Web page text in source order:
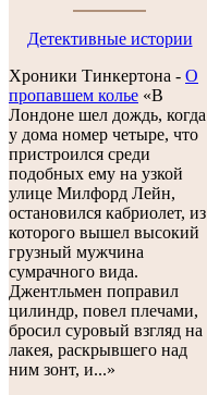
Детективные истории
Хроники Тинкертона - O
пропавшем колье «В
Лондоне шел дождь, когда
у дома номер четыре, что
пристроился среди
подобных ему на узкой
улице Милфорд Лейн,
остановился кабриолет, из
которого вышел высокий
грузный мужчина
сумрачного вида.
Джентльмен поправил
цилиндр, повел плечами,
бросил суровый взгляд на
лакея, раскрывшего над
ним зонт, и...»